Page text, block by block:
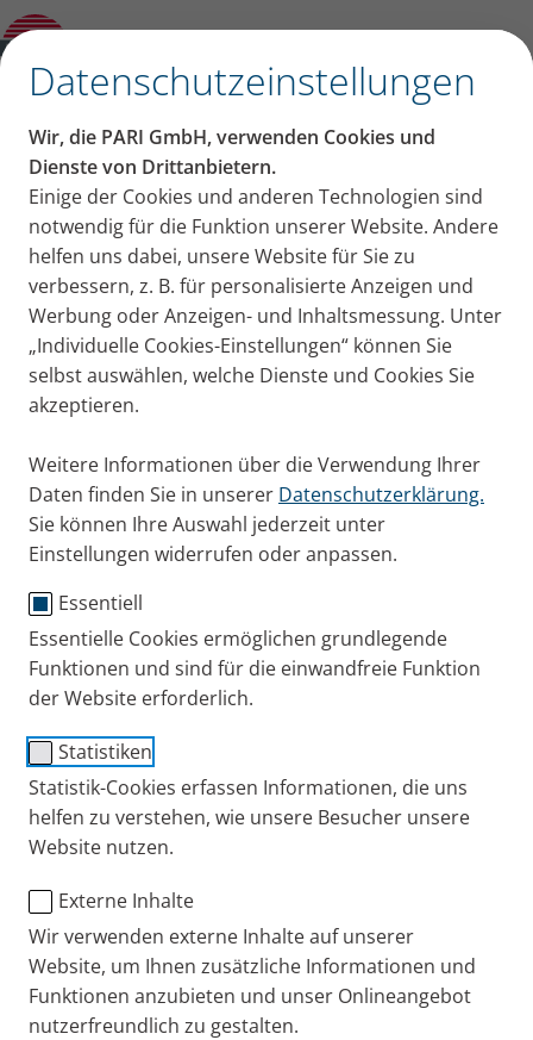
Datenschutzeinstellungen
Wir, die PARI GmbH, verwenden Cookies und
Dienste von Drittanbietern.
Einige der Cookies und anderen Technologien sind
notwendig für die Funktion unserer Website. Andere
helfen uns dabei, unsere Website für Sie zu
verbessern, z. B. für personalisierte Anzeigen und
Werbung oder Anzeigen- und Inhaltsmessung. Unter
„Individuelle Cookies-Einstellungen“ können Sie
selbst auswählen, welche Dienste und Cookies Sie
akzeptieren.
Weitere Informationen über die Verwendung Ihrer
Daten finden Sie in unserer Datenschutzerklärung.
Sie können Ihre Auswahl jederzeit unter
Einstellungen widerrufen oder anpassen.
Essentiell
Essentielle Cookies ermöglichen grundlegende
Funktionen und sind für die einwandfreie Funktion
der Website erforderlich.
Statistiken
Statistik-Cookies erfassen Informationen, die uns
helfen zu verstehen, wie unsere Besucher unsere
Website nutzen.
Externe Inhalte
Wir verwenden externe Inhalte auf unserer
Website, um Ihnen zusätzliche Informationen und
Funktionen anzubieten und unser Onlineangebot
nutzerfreundlich zu gestalten.
Neue Asthmaleitlinie für Kinder und
Fallbeispiele aus der Praxis
Sehen Sie sich jetzt die
Aufzeichnung des
Webinars an:
Aufzeichnung zum CME-Webinar der PARI
Akademie vom 26.11.2025: Pädiatrische
Atemwegstherapie & Notfälle – Aktuelles für die
Praxis ​
Videofenster nicht sehen können, liegt es daran, dass sie
externe Inhalte in Ihren Einstellungen nicht zulassen.
Weitere Informationen entnehmen Sie bitte
unsererDatenschutzerklärung.
Um die Aufzeichnung zu sehen, melden Sie sich
einfach mit Ihrem DocCheck Login an.
Externen Inhalt laden
Sie haben Fragen, Anregungen oder möchten mit
uns über wissenschaftliche Erkenntnisse sprechen?